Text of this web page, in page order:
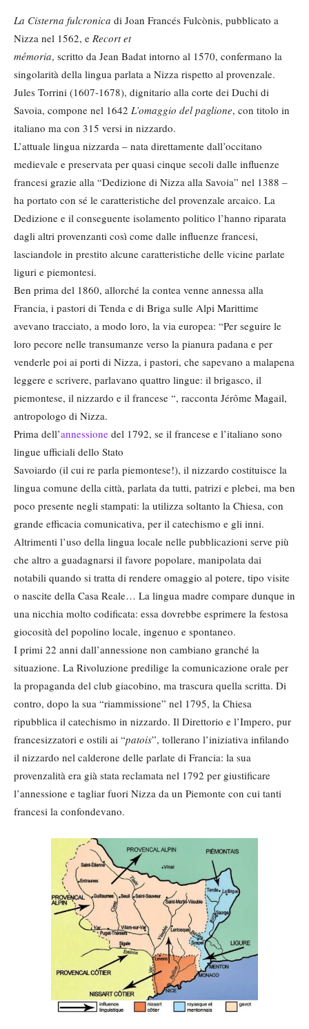
La Cisterna fulcronica di Joan Francés Fulcònis, pubblicato a
Nizza nel 1562, e Recort et
mémoria, scritto da Jean Badat intorno al 1570, confermano la
singolarità della lingua parlata a Nizza rispetto al provenzale.
Jules Torrini (1607-1678), dignitario alla corte dei Duchi di
Savoia, compone nel 1642 L’omaggio del paglione, con titolo in
italiano ma con 315 versi in nizzardo.
L’attuale lingua nizzarda – nata direttamente dall’occitano
medievale e preservata per quasi cinque secoli dalle influenze
francesi grazie alla “Dedizione di Nizza alla Savoia” nel 1388 –
ha portato con sé le caratteristiche del provenzale arcaico. La
Dedizione e il conseguente isolamento politico l’hanno riparata
dagli altri provenzanti così come dalle influenze francesi,
lasciandole in prestito alcune caratteristiche delle vicine parlate
liguri e piemontesi.
Ben prima del 1860, allorché la contea venne annessa alla
Francia, i pastori di Tenda e di Briga sulle Alpi Marittime
avevano tracciato, a modo loro, la via europea: “Per seguire le
loro pecore nelle transumanze verso la pianura padana e per
venderle poi ai porti di Nizza, i pastori, che sapevano a malapena
leggere e scrivere, parlavano quattro lingue: il brigasco, il
piemontese, il nizzardo e il francese “, racconta Jérôme Magail,
antropologo di Nizza.
Prima dell’annessione del 1792, se il francese e l’italiano sono
lingue ufficiali dello Stato
Savoiardo (il cui re parla piemontese!), il nizzardo costituisce la
lingua comune della città, parlata da tutti, patrizi e plebei, ma ben
poco presente negli stampati: la utilizza soltanto la Chiesa, con
grande efficacia comunicativa, per il catechismo e gli inni.
Altrimenti l’uso della lingua locale nelle pubblicazioni serve più
che altro a guadagnarsi il favore popolare, manipolata dai
notabili quando si tratta di rendere omaggio al potere, tipo visite
o nascite della Casa Reale… La lingua madre compare dunque in
una nicchia molto codificata: essa dovrebbe esprimere la festosa
giocosità del popolino locale, ingenuo e spontaneo.
I primi 22 anni dall’annessione non cambiano granché la
situazione. La Rivoluzione predilige la comunicazione orale per
la propaganda del club giacobino, ma trascura quella scritta. Di
contro, dopo la sua “riammissione” nel 1795, la Chiesa
ripubblica il catechismo in nizzardo. Il Direttorio e l’Impero, pur
francesizzatori e ostili ai “patois”, tollerano l’iniziativa infilando
il nizzardo nel calderone delle parlate di Francia: la sua
provenzalità era già stata reclamata nel 1792 per giustificare
l’annessione e tagliar fuori Nizza da un Piemonte con cui tanti
francesi la confondevano.